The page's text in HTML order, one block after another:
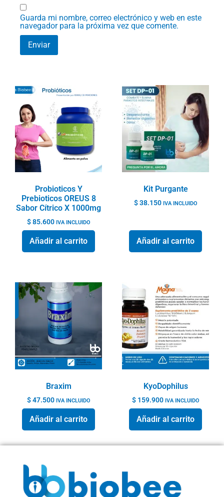
Guarda mi nombre, correo electrónico y web en este
navegador para la próxima vez que comente.
Probioticos Y
Prebioticos OREUS 8
Sabor Cítrico X 1000mg
$85.600 IVA INCLUIDO
Añadir al carrito
Kit Purgante
$38.150 IVA INCLUIDO
Añadir al carrito
Braxim
$47.500 IVA INCLUIDO
Añadir al carrito
KyoDophilus
$159.900 IVA INCLUIDO
Añadir al carrito